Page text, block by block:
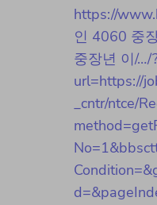
https://
인 4060 중
중장년 이/…/
url=https://
_cntr/ntce/